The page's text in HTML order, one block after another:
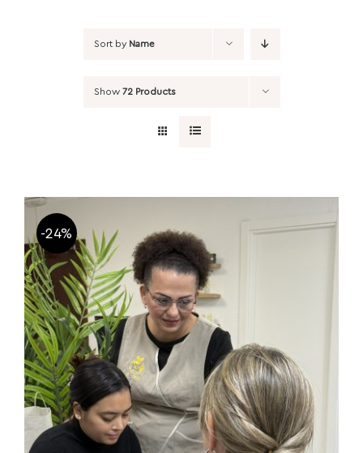
Sort by Name
Show 72 Products
-24%